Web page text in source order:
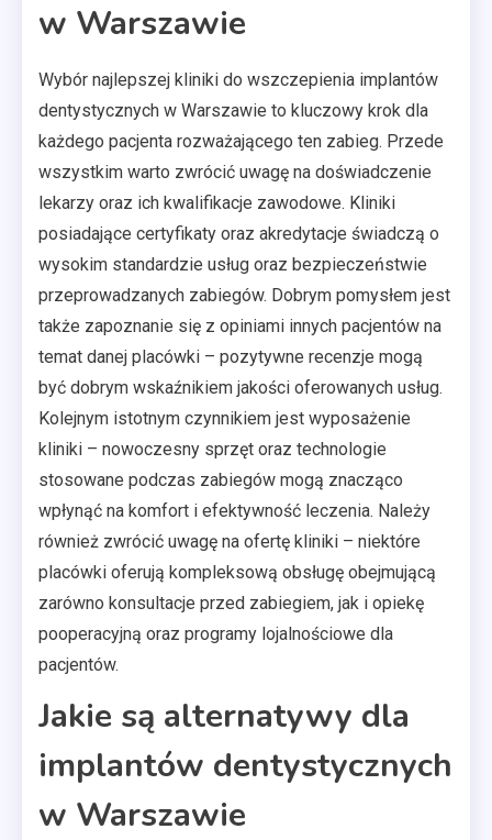
w Warszawie
Wybór najlepszej kliniki do wszczepienia implantów
dentystycznych w Warszawie to kluczowy krok dla
każdego pacjenta rozważającego ten zabieg. Przede
wszystkim warto zwrócić uwagę na doświadczenie
lekarzy oraz ich kwalifikacje zawodowe. Kliniki
posiadające certyfikaty oraz akredytacje świadczą o
wysokim standardzie usług oraz bezpieczeństwie
przeprowadzanych zabiegów. Dobrym pomysłem jest
także zapoznanie się z opiniami innych pacjentów na
temat danej placówki – pozytywne recenzje mogą
być dobrym wskaźnikiem jakości oferowanych usług.
Kolejnym istotnym czynnikiem jest wyposażenie
kliniki – nowoczesny sprzęt oraz technologie
stosowane podczas zabiegów mogą znacząco
wpłynąć na komfort i efektywność leczenia. Należy
również zwrócić uwagę na ofertę kliniki – niektóre
placówki oferują kompleksową obsługę obejmującą
zarówno konsultacje przed zabiegiem, jak i opiekę
pooperacyjną oraz programy lojalnościowe dla
pacjentów.
Jakie są alternatywy dla
implantów dentystycznych
w Warszawie